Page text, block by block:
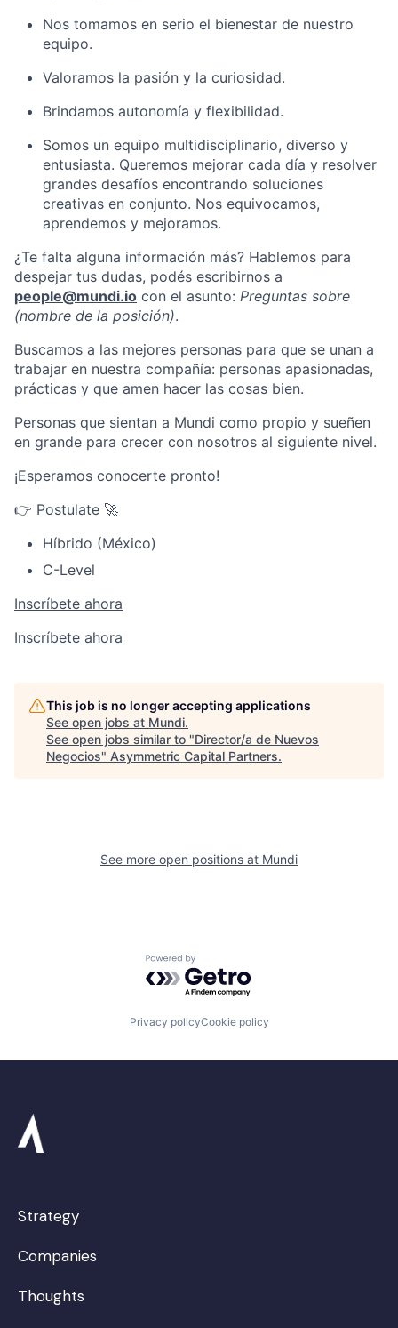
Nos tomamos en serio el bienestar de nuestro
equipo.
Valoramos la pasión y la curiosidad.
Brindamos autonomía y flexibilidad.
Somos un equipo multidisciplinario, diverso y
entusiasta. Queremos mejorar cada día y resolver
grandes desafíos encontrando soluciones
creativas en conjunto. Nos equivocamos,
aprendemos y mejoramos.
¿Te falta alguna información más? Hablemos para
despejar tus dudas, podés escribirnos a
people@mundi.io con el asunto: Preguntas sobre
(nombre de la posición).
Buscamos a las mejores personas para que se unan a
trabajar en nuestra compañía: personas apasionadas,
prácticas y que amen hacer las cosas bien.
Personas que sientan a Mundi como propio y sueñen
en grande para crecer con nosotros al siguiente nivel.
¡Esperamos conocerte pronto!
👉 Postulate 🚀
Híbrido (México)
C-Level
Inscríbete ahora
Inscríbete ahora
This job is no longer accepting applications
See open jobs at Mundi.
See open jobs similar to "Director/a de Nuevos
Negocios" Asymmetric Capital Partners.
See more open positions at Mundi
Powered by Getro.com
Privacy policyCookie policy
Strategy
Companies
Thoughts